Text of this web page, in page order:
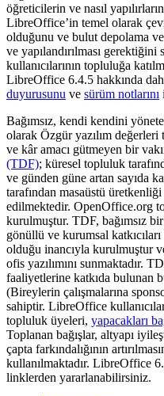
öğreticilerin ve nasıl
LibreOffice’in temel olarak
olduğunu ve bulut depolama
ve yapılandırılması
kullanıcılarının topluluğa
LibreOffice 6.4.5 hakkında
duyurusunu ve sürüm notlarını
Bağımsız, kendi kendini
olarak Özgür yazılım
ve kâr amacı gütmeyen bir
(TDF); küresel topluluk
ve günden güne artan sayıda
tarafından masaüstü
edilmektedir. OpenOffice.org
kurulmuştur. TDF, bağımsız
gönüllü ve kurumsal
olduğu inancıyla kurulmuştur
ofis yazılımını sunmaktadır.
faaliyetlerine katkıda bulunan
(Bireylerin çalışmalarına
sahiptir. LibreOffice
topluluk üyeleri, yapacakları
Toplanan bağışlar, altyapı
çapta farkındalığının
kullanılmaktadır. LibreOffice
linklerden yararlanabilirsiniz.